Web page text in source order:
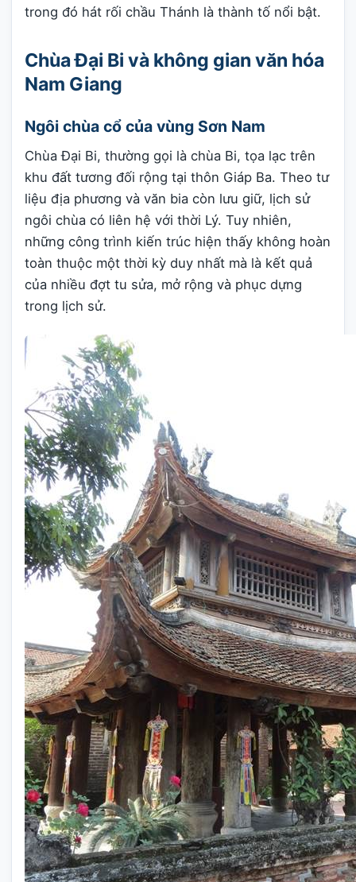
trong đó hát rối chầu Thánh là thành tố nổi bật.
Chùa Đại Bi và không gian văn hóa
Nam Giang
Ngôi chùa cổ của vùng Sơn Nam
Chùa Đại Bi, thường gọi là chùa Bi, tọa lạc trên
khu đất tương đối rộng tại thôn Giáp Ba. Theo tư
liệu địa phương và văn bia còn lưu giữ, lịch sử
ngôi chùa có liên hệ với thời Lý. Tuy nhiên,
những công trình kiến trúc hiện thấy không hoàn
toàn thuộc một thời kỳ duy nhất mà là kết quả
của nhiều đợt tu sửa, mở rộng và phục dựng
trong lịch sử.